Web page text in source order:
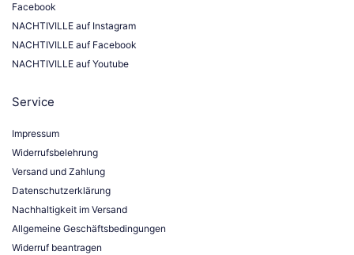
Facebook
NACHTIVILLE auf Instagram
NACHTIVILLE auf Facebook
NACHTIVILLE auf Youtube
Service
Impressum
Widerrufsbelehrung
Versand und Zahlung
Datenschutzerklärung
Nachhaltigkeit im Versand
Allgemeine Geschäftsbedingungen
Widerruf beantragen